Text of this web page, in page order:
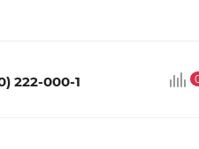
222-000-1